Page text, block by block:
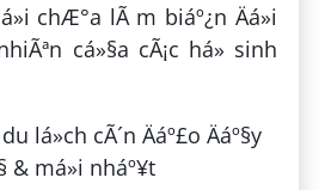
chÆ°a lÃ m biáº¿n Äá»i
cá»§a cÃ¡c há» sinh